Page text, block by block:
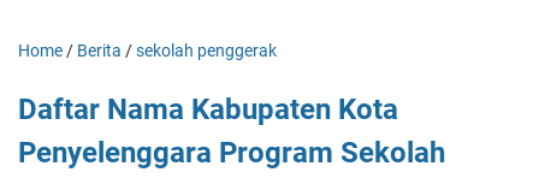
Home / Berita /sekolah penggerak
Daftar Nama Kabupaten Kota
Penyelenggara Program Sekolah